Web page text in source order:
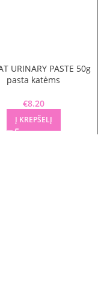
URINARY PASTE 50g
pasta katėms
€8.20
Į KREPŠELĮ